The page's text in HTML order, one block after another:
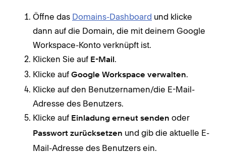
Öffne das Domains-Dashboard und klicke
dann auf die Domain, die mit deinem Google
Workspace-Konto verknüpft ist.
Klicken Sie auf E-Mail .
Klicke auf Google Workspace verwalten.
Klicke auf den Benutzernamen/die E-Mail-
Adresse des Benutzers.
Klicke auf Einladung erneut senden oder
Passwort zurücksetzen und gib die aktuelle E-
Mail-Adresse des Benutzers ein.